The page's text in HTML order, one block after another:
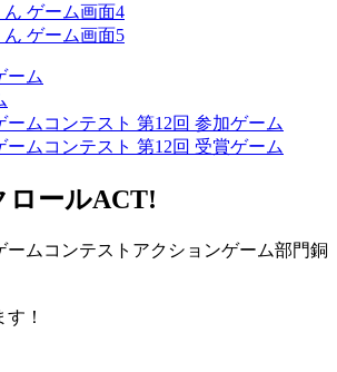
ーム
ームコンテスト 第12回 参加ゲーム
ームコンテスト 第12回 受賞ゲーム
ロールACT!
ムコンテストアクションゲーム部門銅
！